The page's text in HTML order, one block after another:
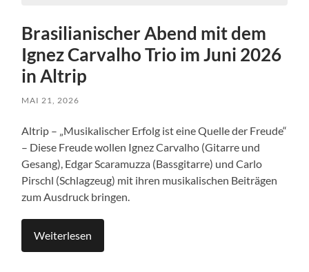
Brasilianischer Abend mit dem
Ignez Carvalho Trio im Juni 2026
in Altrip
MAI 21, 2026
Altrip – „Musikalischer Erfolg ist eine Quelle der Freude“
– Diese Freude wollen Ignez Carvalho (Gitarre und
Gesang), Edgar Scaramuzza (Bassgitarre) und Carlo
Pirschl (Schlagzeug) mit ihren musikalischen Beiträgen
zum Ausdruck bringen.
Weiterlesen